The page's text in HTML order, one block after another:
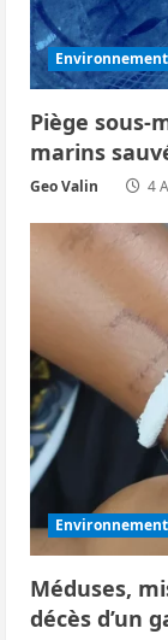
Environnement
Piège
marins
Geo Valin 4
Environnement
Méduses,
décès d’un